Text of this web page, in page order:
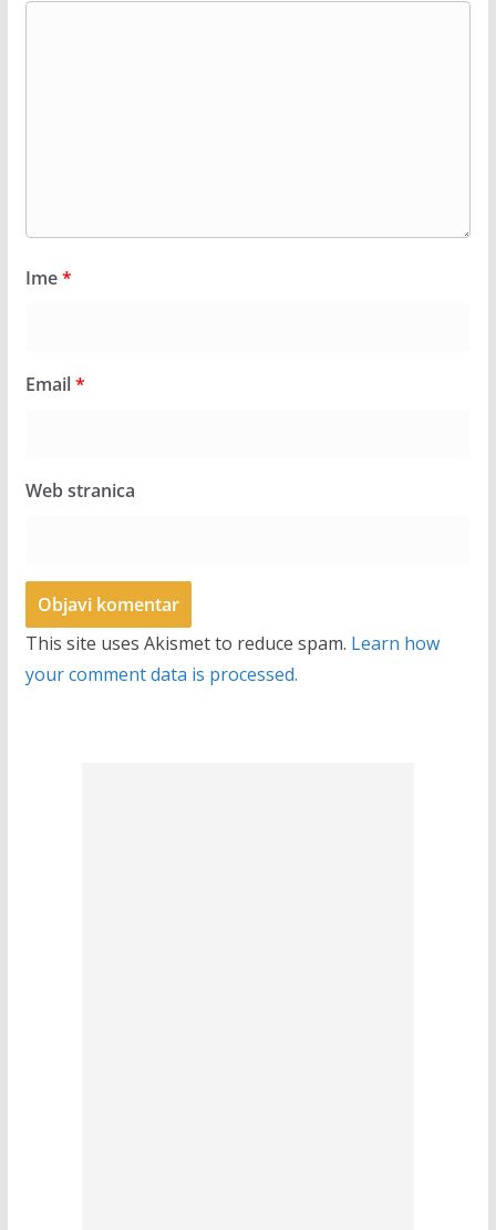
Ime*
Email*
Web stranica
This site uses Akismet to reduce spam. Learn how
your comment data is processed.